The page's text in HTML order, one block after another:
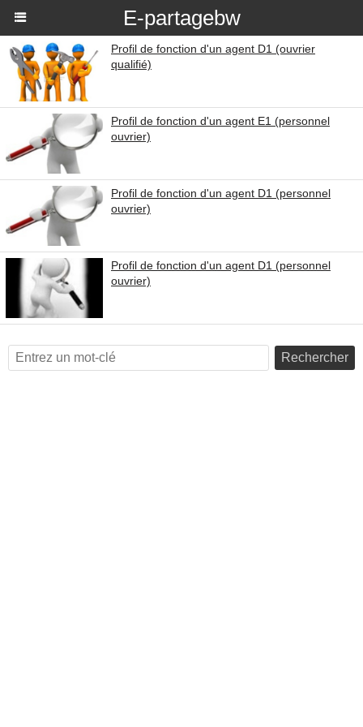
E-partagebw
Profil de fonction d'un agent D1 (ouvrier
qualifié)
Profil de fonction d'un agent E1 (personnel
ouvrier)
Profil de fonction d'un agent D1 (personnel
ouvrier)
Profil de fonction d'un agent D1 (personnel
ouvrier)
Rechercher